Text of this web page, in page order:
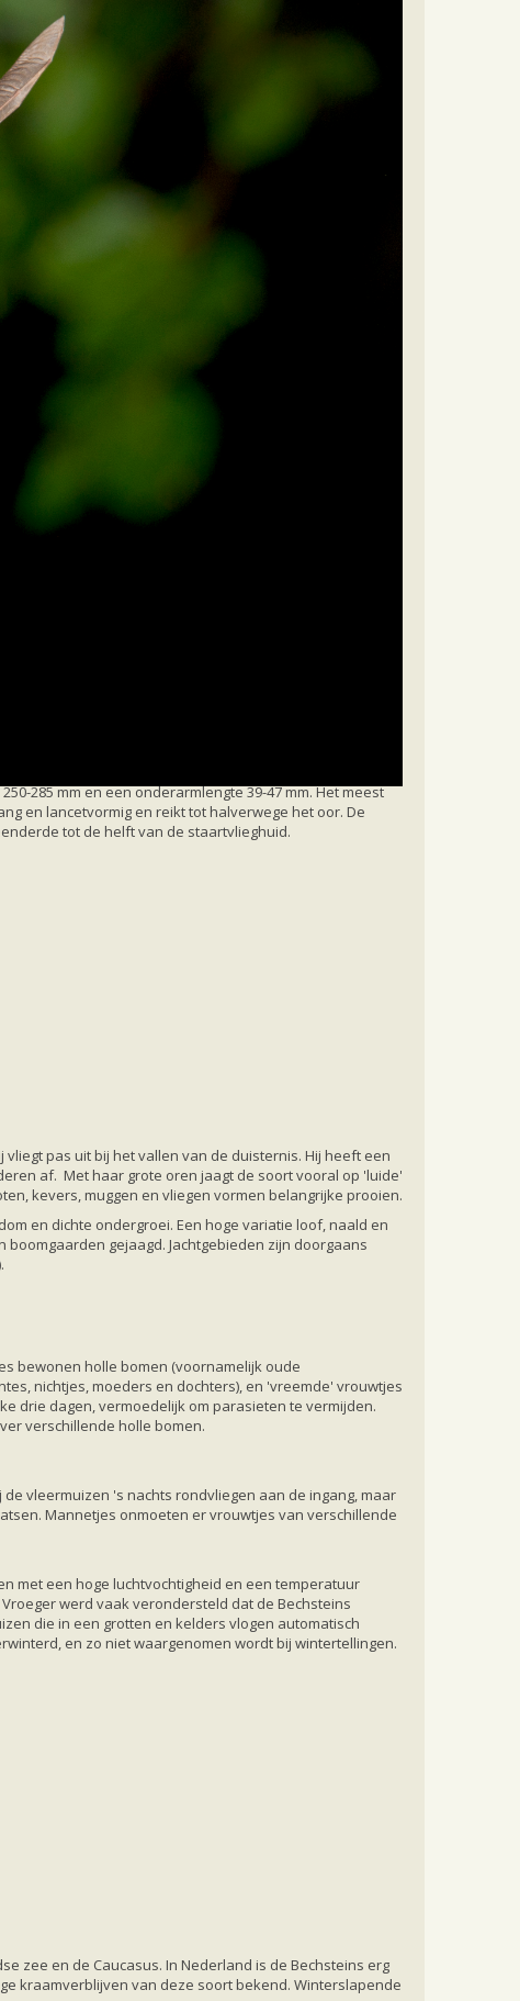
285 mm en een onderarmlengte 39-47 mm. Het meest
en lancetvormig en reikt tot halverwege het oor. De
tot de helft van de staartvlieghuid.
vliegt pas uit bij het vallen van de duisternis. Hij heeft een
af. Met haar grote oren jaagt de soort vooral op 'luide'
kevers, muggen en vliegen vormen belangrijke prooien.
en dichte ondergroei. Een hoge variatie loof, naald en
gejaagd. Jachtgebieden zijn doorgaans
bewonen holle bomen (voornamelijk oude
nichtjes, moeders en dochters), en 'vreemde' vrouwtjes
drie dagen, vermoedelijk om parasieten te vermijden.
verschillende holle bomen.
vleermuizen 's nachts rondvliegen aan de ingang, maar
Mannetjes onmoeten er vrouwtjes van verschillende
met een hoge luchtvochtigheid en een temperatuur
werd vaak verondersteld dat de Bechsteins
die in een grotten en kelders vlogen automatisch
en zo niet waargenomen wordt bij wintertellingen.
zee en de Caucasus. In Nederland is de Bechsteins erg
kraamverblijven van deze soort bekend. Winterslapende